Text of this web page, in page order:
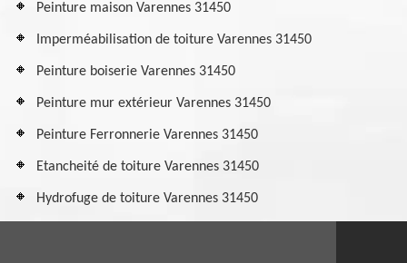
Peinture maison Varennes 31450
Imperméabilisation de toiture Varennes 31450
Peinture boiserie Varennes 31450
Peinture mur extérieur Varennes 31450
Peinture Ferronnerie Varennes 31450
Etancheité de toiture Varennes 31450
Hydrofuge de toiture Varennes 31450